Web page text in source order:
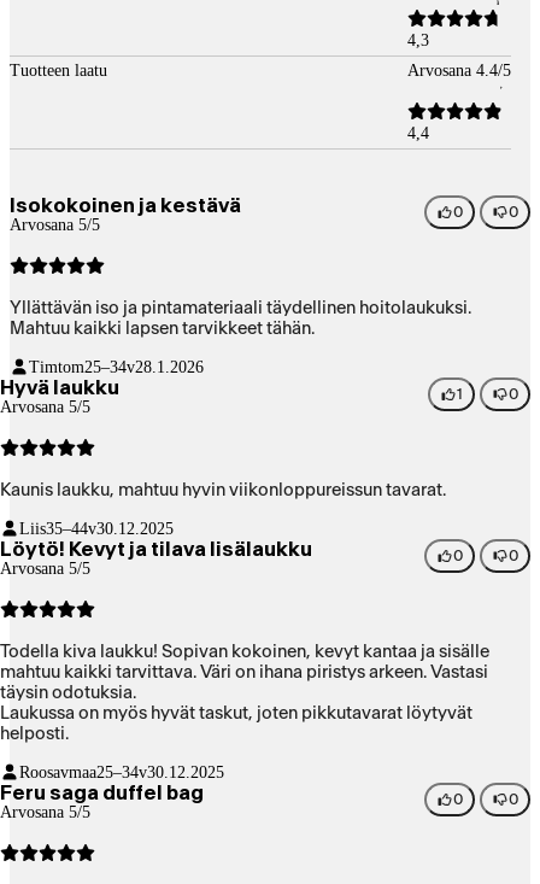
4,3
Tuotteen laatu
Arvosana 4.4/5
4,4
Isokokoinen ja kestävä
Arvosana 5/5
0 0
Yllättävän iso ja pintamateriaali täydellinen hoitolaukuksi.
Mahtuu kaikki lapsen tarvikkeet tähän.
Timtom25–34v28.1.2026
Hyvä laukku
Arvosana 5/5
1 0
Kaunis laukku, mahtuu hyvin viikonloppureissun tavarat.
Liis35–44v30.12.2025
Löytö! Kevyt ja tilava lisälaukku
Arvosana 5/5
0 0
Todella kiva laukku! Sopivan kokoinen, kevyt kantaa ja sisälle
mahtuu kaikki tarvittava. Väri on ihana piristys arkeen. Vastasi
täysin odotuksia.
Laukussa on myös hyvät taskut, joten pikkutavarat löytyvät
helposti.
Roosavmaa25–34v30.12.2025
Feru saga duffel bag
Arvosana 5/5
0 0